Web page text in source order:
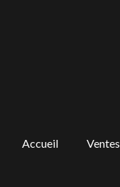
Accueil Ventes